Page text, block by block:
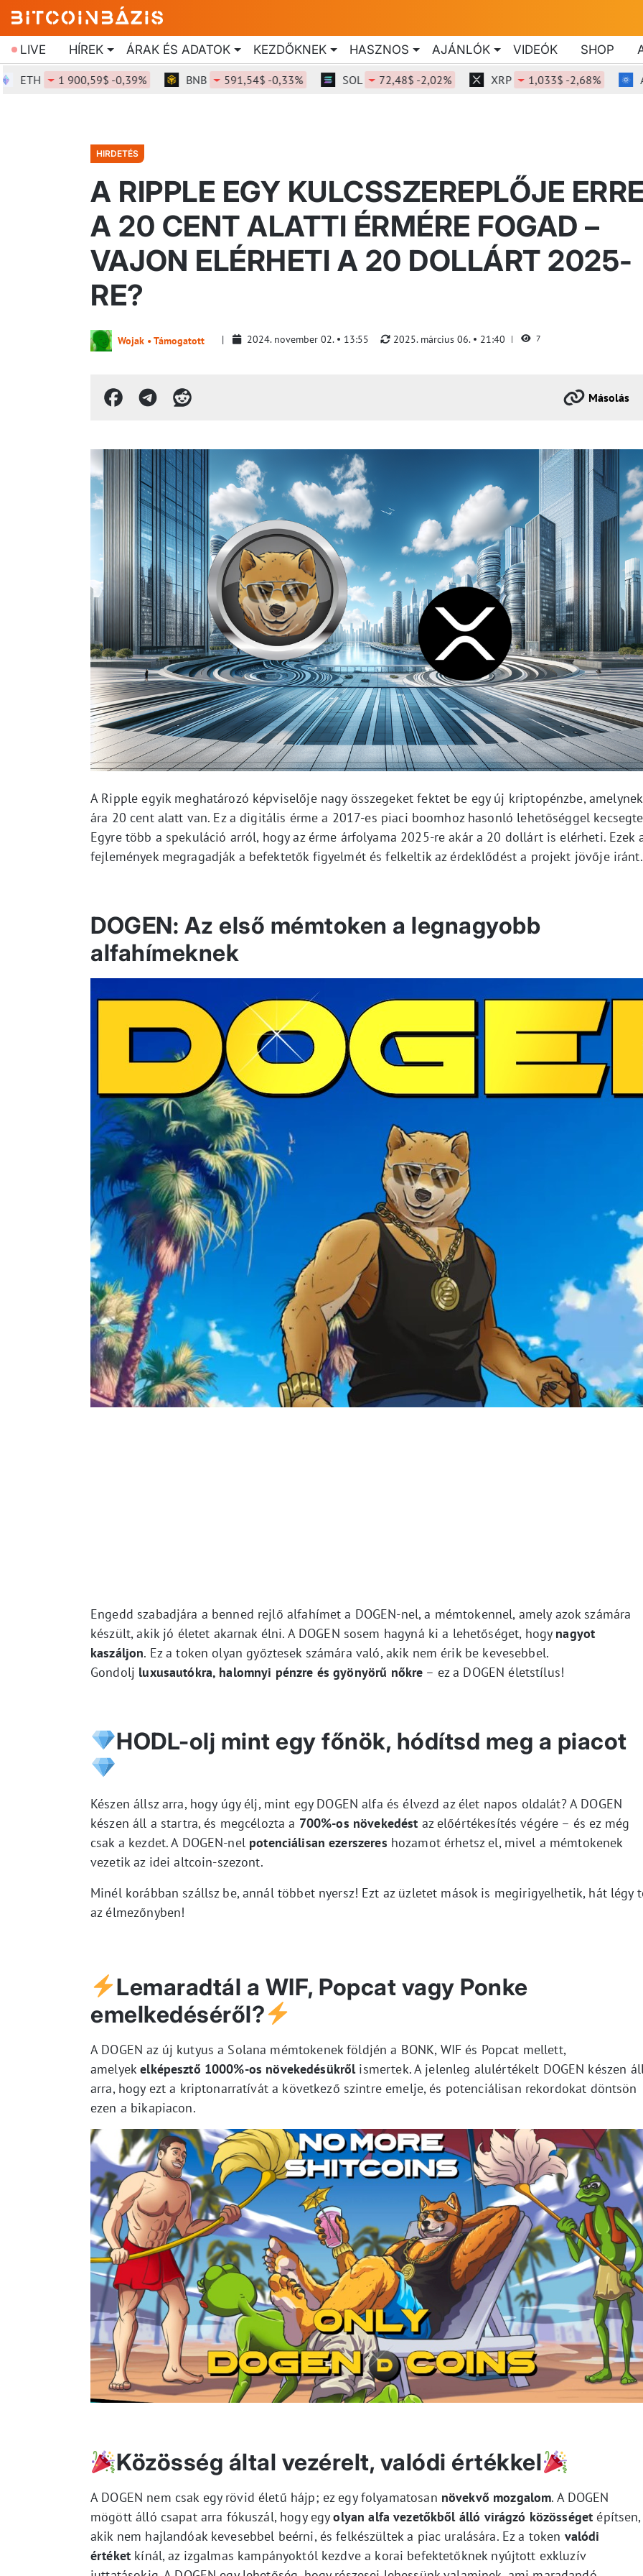
LIVE HÍREK ÁRAK ÉS ADATOK KEZDŐKNEK HASZNOS AJÁNLÓK VIDEÓK SHOP
1 900,59$ -0,39% BNB 591,54$ -0,33% SOL 72,48$ -2,02% XRP 1,033$ -2,68% ADA
HIRDETÉS
A RIPPLE EGY KULCSSZEREPLŐJE
A 20 CENT ALATTI ÉRMÉRE FOGAD –
VAJON ELÉRHETI A 20 DOLLÁRT 2025-
RE?
Wojak • Támogatott 2024. november 02. 13:55 2025. március 06. 21:40 7
Másolás
A Ripple egyik meghatározó képviselője nagy összegeket fektet be egy új kriptopénzbe, amelynek
ára 20 cent alatt van. Ez a digitális érme a 2017-es piaci boomhoz hasonló lehetőséggel
Egyre több a spekuláció arról, hogy az érme árfolyama 2025-re akár a 20 dollárt is elérheti. Ezek
fejlemények megragadják a befektetők figyelmét és felkeltik az érdeklődést a projekt jövője iránt.
DOGEN: Az első mémtoken a legnagyobb
alfahímeknek
Engedd szabadjára a benned rejlő alfahímet a DOGEN-nel, a mémtokennel, amely azok számára
készült, akik jó életet akarnak élni. A DOGEN sosem hagyná ki a lehetőséget, hogy nagyot
kaszáljon. Ez a token olyan győztesek számára való, akik nem érik be kevesebbel.
Gondolj luxusautókra, halomnyi pénzre és gyönyörű nőkre – ez a DOGEN életstílus!
HODL-olj mint egy főnök, hódítsd meg a piacot
Készen állsz arra, hogy úgy élj, mint egy DOGEN alfa és élvezd az élet napos oldalát? A DOGEN
készen áll a startra, és megcélozta a 700%-os növekedést az előértékesítés végére – és ez még
csak a kezdet. A DOGEN-nel potenciálisan ezerszeres hozamot érhetsz el, mivel a mémtokenek
vezetik az idei altcoin-szezont.
Minél korábban szállsz be, annál többet nyersz! Ezt az üzletet mások is megirigyelhetik, hát légy
az élmezőnyben!
Lemaradtál a WIF, Popcat vagy Ponke
emelkedéséről?
A DOGEN az új kutyus a Solana mémtokenek földjén a BONK, WIF és Popcat mellett,
amelyekelképesztő 1000%-os növekedésükrőlismertek. A jelenleg alulértékelt DOGEN készen
arra, hogy ezt a kriptonarratívát a következő szintre emelje, és potenciálisan rekordokat döntsön
ezen a bikapiacon.
Közösség által vezérelt, valódi értékkel
A DOGEN nem csak egy rövid életű hájp; ez egy folyamatosan növekvő mozgalom. A DOGEN
mögött álló csapat arra fókuszál, hogy egyolyan alfa vezetőkből álló virágzó közösséget építsen,
akik nem hajlandóak kevesebbel beérni, és felkészültek a piac uralására. Ez a token valódi
értéket kínál, az izgalmas kampányoktól kezdve a korai befektetőknek nyújtott exkluzív